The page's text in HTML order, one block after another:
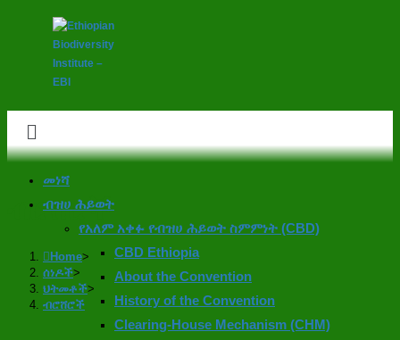
መነሻ
ብዝሀ ሕይወት
የአለም አቀፉ የብዝሀ ሕይወት ስምምነት (CBD)
CBD Ethiopia
About the Convention
History of the Convention
Clearing-House Mechanism (CHM)
ብሮሸሮች
Home>
ሰነዶች>
ህትመቶች>
ብሮሸሮች